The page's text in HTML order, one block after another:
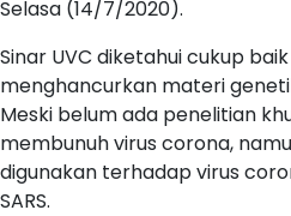
Selasa (14/7/2020).
Sinar UVC diketahui cukup
menghancurkan materi
Meski belum ada penelitian
membunuh virus corona,
digunakan terhadap virus
SARS.